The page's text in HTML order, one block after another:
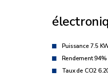
Puissance 7.5
Rendement 94%
Taux de CO2